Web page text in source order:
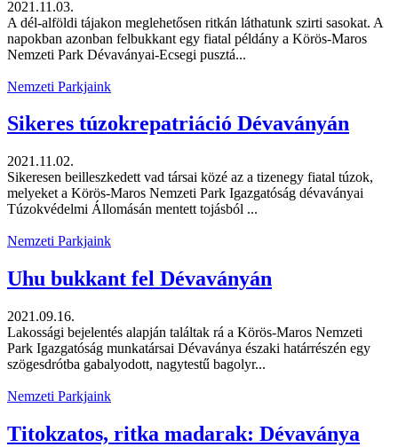
2021.11.03.
A dél-alföldi tájakon meglehetősen ritkán láthatunk szirti sasokat. A
napokban azonban felbukkant egy fiatal példány a Körös-Maros
Nemzeti Park Dévaványai-Ecsegi pusztá...
Nemzeti Parkjaink
Sikeres túzokrepatriáció Dévaványán
2021.11.02.
Sikeresen beilleszkedett vad társai közé az a tizenegy fiatal túzok,
melyeket a Körös-Maros Nemzeti Park Igazgatóság dévaványai
Túzokvédelmi Állomásán mentett tojásból ...
Nemzeti Parkjaink
Uhu bukkant fel Dévaványán
2021.09.16.
Lakossági bejelentés alapján találtak rá a Körös-Maros Nemzeti
Park Igazgatóság munkatársai Dévaványa északi határrészén egy
szögesdrótba gabalyodott, nagytestű bagolyr...
Nemzeti Parkjaink
Titokzatos, ritka madarak: Dévaványa